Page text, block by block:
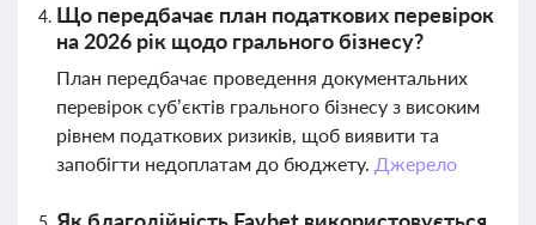
Що передбачає план податкових перевірок
на 2026 рік щодо грального бізнесу?
План передбачає проведення документальних
перевірок суб’єктів грального бізнесу з високим
рівнем податкових ризиків, щоб виявити та
запобігти недоплатам до бюджету. Джерело